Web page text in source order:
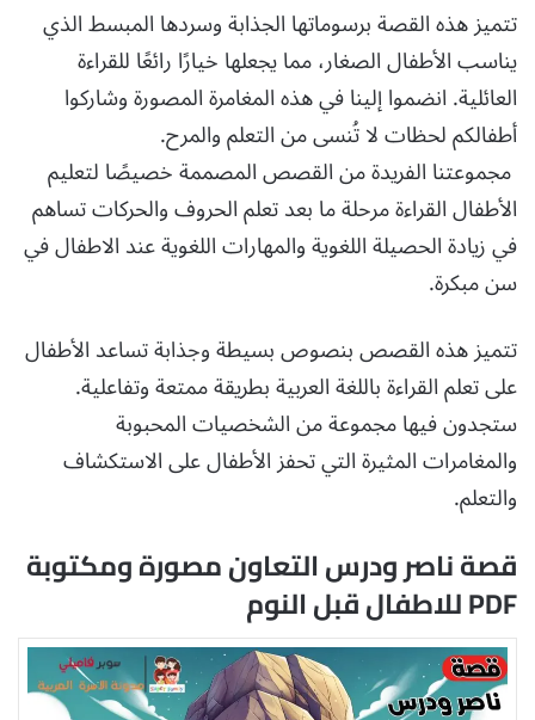
تتميز هذه القصة برسوماتها الجذابة وسردها المبسط الذي
يناسب الأطفال الصغار، مما يجعلها خيارًا رائعًا للقراءة
العائلية. انضموا إلينا في هذه المغامرة المصورة وشاركوا
أطفالكم لحظات لا تُنسى من التعلم والمرح.
مجموعتنا الفريدة من القصص المصممة خصيصًا لتعليم
الأطفال القراءة مرحلة ما بعد تعلم الحروف والحركات تساهم
في زيادة الحصيلة اللغوية والمهارات اللغوية عند الاطفال في
سن مبكرة.
تتميز هذه القصص بنصوص بسيطة وجذابة تساعد الأطفال
على تعلم القراءة باللغة العربية بطريقة ممتعة وتفاعلية.
ستجدون فيها مجموعة من الشخصيات المحبوبة
والمغامرات المثيرة التي تحفز الأطفال على الاستكشاف
والتعلم.
قصة ناصر ودرس التعاون مصورة ومكتوبة
PDF للاطفال قبل النوم